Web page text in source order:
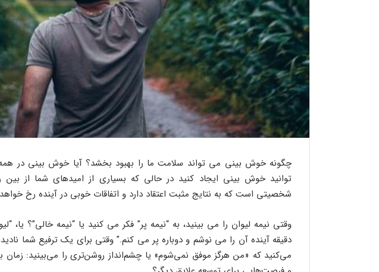
چگونه خوش بینی می تواند سلامت ما را بهبود بخشد؟ آیا خوش بینی در
توانید خوش بینی ایجاد کنید در حالی که بسیاری از امیدهای شما از
شخصیتی است که به نتایج مثبت اعتقاد دارد و اتفاقات خوبی در آینده رخ
وقتی نیمه لیوان را می بینید، به “نیمه پر” فکر می کنید یا “نیمه خالی”؟ یا،
دقیقه آینده آن را می نوشم و دوباره پر می کنم.” وقتی برای یک ترفیع شما
می‌کنید که «من هرگز موفق نمی‌شوم» یا چشم‌انداز روشن‌تری را می‌بینید: زمان